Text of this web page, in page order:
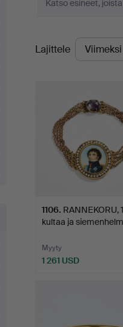
Katso esineet,
Lopulliset
hinnat
Lajittele
1106. RANNEKORU,
kultaa ja
Myyty
1 261 USD